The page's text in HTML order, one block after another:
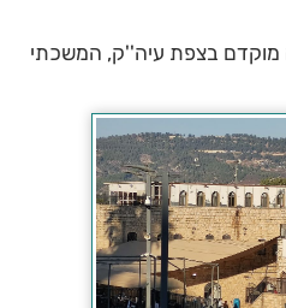
מוקדם בצפת עיה''ק, המשכתי